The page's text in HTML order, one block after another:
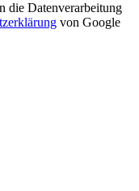
die Datenverarbeitung
von Google